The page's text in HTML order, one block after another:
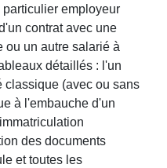
employeur
contrat avec une
ou un autre salarié à
détaillés : l'un
classique (avec ou sans
à l'embauche d'un
des documents
et toutes les